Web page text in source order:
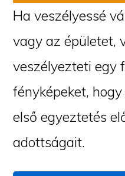
Ha veszélyessé
vagy az épületet,
veszélyezteti egy
fényképeket,
első egyeztetés
adottságait.